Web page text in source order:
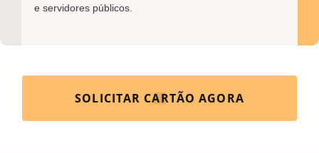
e servidores públicos.
SOLICITAR CARTÃO AGORA